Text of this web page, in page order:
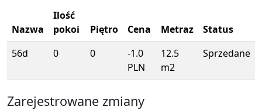
Nazwa
Ilość
pokoi
Piętro Cena Metraz
Status
56d
0 0
-1.0
PLN
12.5
m2
Sprzedane
Zarejestrowane zmiany